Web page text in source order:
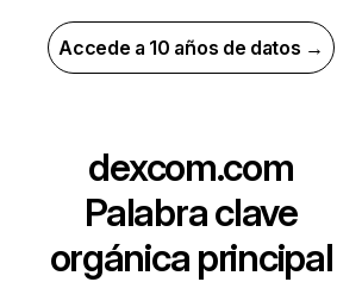
Accede a 10 años de datos →
dexcom.com
Palabra clave
orgánica principal